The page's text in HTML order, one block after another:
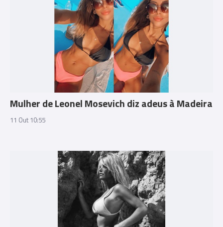
Mulher de Leonel Mosevich diz adeus à Madeira
11 Out 10:55